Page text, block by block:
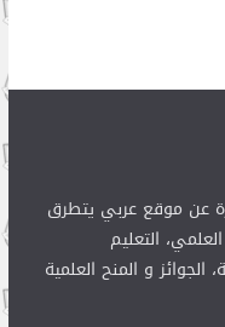
عن موقع عربي يتطرق
التعليم
الجوائز و المنح العلمية